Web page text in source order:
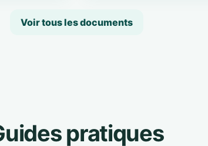
Voir tous les documents
pratiques